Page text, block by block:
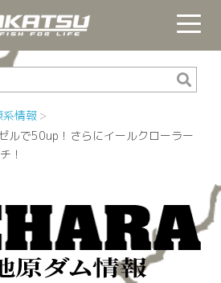
系情報
ルで50up！さらにイールクローラー
！